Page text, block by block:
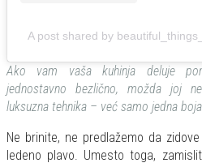
A post shared by
Ako vam vaša kuhinja deluje
jednostavno bezlično, možda joj
luksuzna tehnika – već samo jedna
Ne brinite, ne predlažemo da
ledeno plavo. Umesto toga,